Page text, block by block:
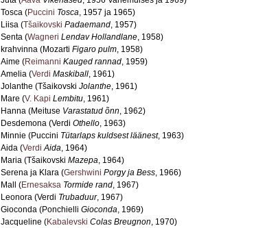
Tosca (Puccini Tosca, 1957 ja 1965)
Liisa (Tšaikovski Padaemand, 1957)
Senta (Wagneri Lendav Hollandlane, 1958)
krahvinna (Mozarti Figaro pulm, 1958)
Aime (Reimanni Kauged rannad, 1959)
Amelia (Verdi Maskiball, 1961)
Jolanthe (Tšaikovski Jolanthe, 1961)
Mare (V. Kapi Lembitu, 1961)
Hanna (Meituse Varastatud õnn, 1962)
Desdemona (Verdi Othello, 1963)
Minnie (Puccini Tütarlaps kuldsest läänest, 1963)
Aida (Verdi Aida, 1964)
Maria (Tšaikovski Mazepa, 1964)
Serena ja Klara (Gershwini Porgy ja Bess, 1966)
Mall (Ernesaksa Tormide rand, 1967)
Leonora (Verdi Trubaduur, 1967)
Gioconda (Ponchielli Gioconda, 1969)
Jacqueline (Kabalevski Colas Breugnon, 1970)